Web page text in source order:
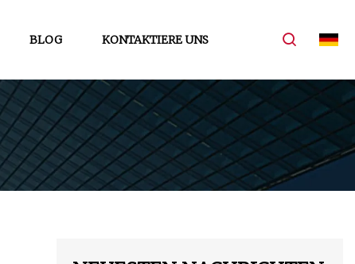
BLOG KONTAKTIERE UNS